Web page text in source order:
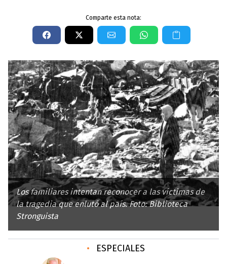
Comparte esta nota:
Los familiares intentan reconocer a las víctimas de
la tragedia que enlutó al país. Foto: Biblioteca
Stronguista
• ESPECIALES